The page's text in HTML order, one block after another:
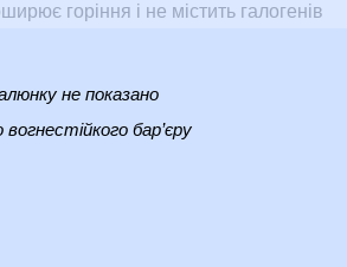
горіння і не містить галогенів
не показано
бар’єру